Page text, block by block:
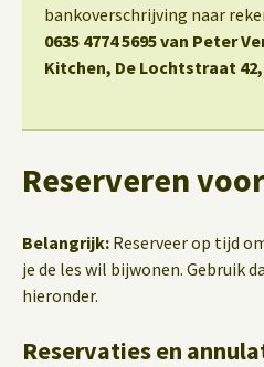
bankoverschrijving naar
0635 4774 5695 van Peter
Kitchen, De Lochtstraat 42,
Reserveren
Belangrijk: Reserveer op tijd
je de les wil bijwonen. Gebruik
hieronder.
Reservaties en